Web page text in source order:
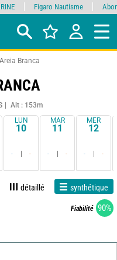
Areia Branca
Alt : 153m
LUN
10
- -
MAR
11
- -
MER
12
- -
détaillé synthétique
Fiabilité 90%
Figaro Nautisme